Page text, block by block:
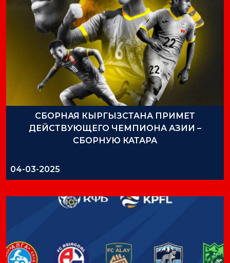
СБОРНАЯ КЫРГЫЗСТАНА ПРИМЕТ
ДЕЙСТВУЮЩЕГО ЧЕМПИОНА АЗИИ –
СБОРНУЮ КАТАРА
04-03-2025